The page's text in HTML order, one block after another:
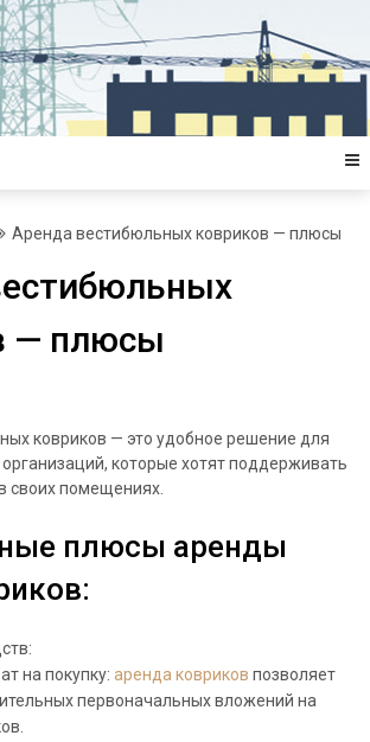
Аренда вестибюльных ковриков — плюсы
— плюсы
ковриков — это удобное решение для
которые хотят поддерживать
своих помещениях.
плюсы аренды
на покупку: аренда ковриков позволяет
первоначальных вложений на